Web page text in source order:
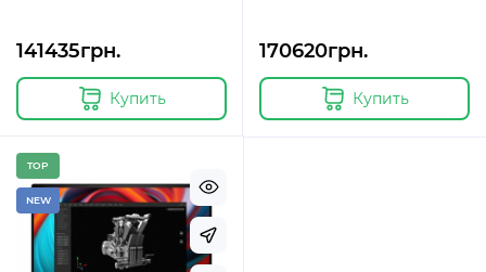
141435грн.
Купить
170620грн.
Купить
TOP
NEW